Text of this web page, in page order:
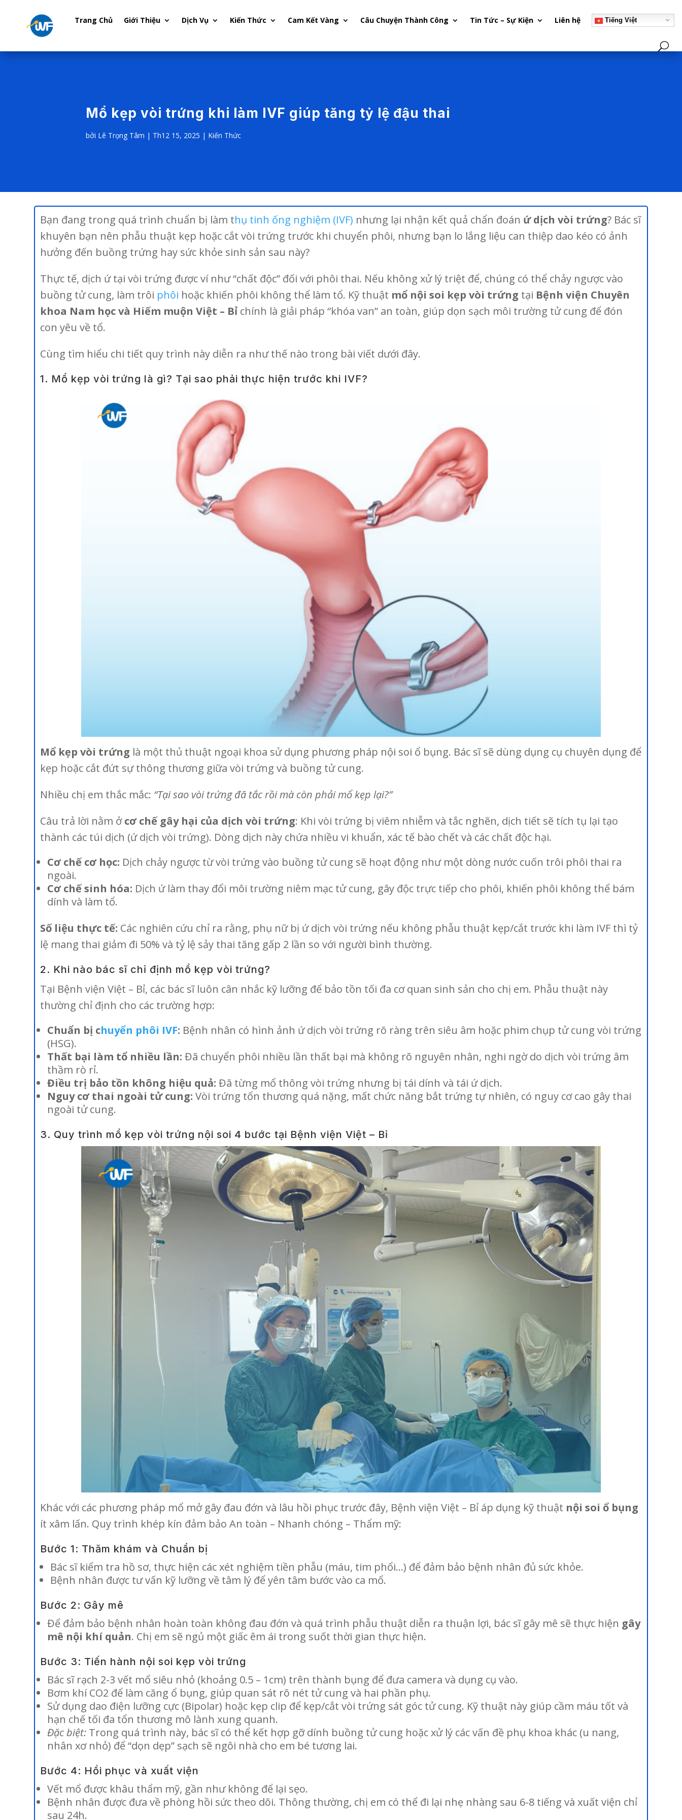
Trang Chủ Giới Thiệu Dịch Vụ Kiến Thức Cam Kết Vàng Câu Chuyện Thành Công Tin Tức – Sự Kiện Liên hệ Tiếng Việt
Mổ kẹp vòi trứng khi làm IVF giúp tăng tỷ lệ đậu thai
bởi Lê Trọng Tâm | Th12 15, 2025 | Kiến Thức
Bạn đang trong quá trình chuẩn bị làm thụ tinh ống nghiệm (IVF) nhưng lại nhận kết quả chẩn đoán ứ dịch vòi trứng? Bác sĩ
khuyên bạn nên phẫu thuật kẹp hoặc cắt vòi trứng trước khi chuyển phôi, nhưng bạn lo lắng liệu can thiệp dao kéo có ảnh
hưởng đến buồng trứng hay sức khỏe sinh sản sau này?
Thực tế, dịch ứ tại vòi trứng được ví như “chất độc” đối với phôi thai. Nếu không xử lý triệt để, chúng có thể chảy ngược vào
buồng tử cung, làm trôi phôi hoặc khiến phôi không thể làm tổ. Kỹ thuật mổ nội soi kẹp vòi trứng tại Bệnh viện Chuyên
khoa Nam học và Hiếm muộn Việt – Bỉ chính là giải pháp “khóa van” an toàn, giúp dọn sạch môi trường tử cung để đón
con yêu về tổ.
Cùng tìm hiểu chi tiết quy trình này diễn ra như thế nào trong bài viết dưới đây.
1. Mổ kẹp vòi trứng là gì? Tại sao phải thực hiện trước khi IVF?
Mổ kẹp vòi trứng là một thủ thuật ngoại khoa sử dụng phương pháp nội soi ổ bụng. Bác sĩ sẽ dùng dụng cụ chuyên dụng để
kẹp hoặc cắt đứt sự thông thương giữa vòi trứng và buồng tử cung.
Nhiều chị em thắc mắc: “Tại sao vòi trứng đã tắc rồi mà còn phải mổ kẹp lại?”
Câu trả lời nằm ởcơ chế gây hại của dịch vòi trứng: Khi vòi trứng bị viêm nhiễm và tắc nghẽn, dịch tiết sẽ tích tụ lại tạo
thành các túi dịch (ứ dịch vòi trứng). Dòng dịch này chứa nhiều vi khuẩn, xác tế bào chết và các chất độc hại.
Cơ chế cơ học: Dịch chảy ngược từ vòi trứng vào buồng tử cung sẽ hoạt động như một dòng nước cuốn trôi phôi thai ra
ngoài.
Cơ chế sinh hóa: Dịch ứ làm thay đổi môi trường niêm mạc tử cung, gây độc trực tiếp cho phôi, khiến phôi không thể bám
dính và làm tổ.
Số liệu thực tế: Các nghiên cứu chỉ ra rằng, phụ nữ bị ứ dịch vòi trứng nếu không phẫu thuật kẹp/cắt trước khi làm IVF thì tỷ
lệ mang thai giảm đi 50% và tỷ lệ sảy thai tăng gấp 2 lần so với người bình thường.
2. Khi nào bác sĩ chỉ định mổ kẹp vòi trứng?
Tại Bệnh viện Việt – Bỉ, các bác sĩ luôn cân nhắc kỹ lưỡng để bảo tồn tối đa cơ quan sinh sản cho chị em. Phẫu thuật này
thường chỉ định cho các trường hợp:
Chuẩn bị chuyển phôi IVF: Bệnh nhân có hình ảnh ứ dịch vòi trứng rõ ràng trên siêu âm hoặc phim chụp tử cung vòi trứng
(HSG).
Thất bại làm tổ nhiều lần: Đã chuyển phôi nhiều lần thất bại mà không rõ nguyên nhân, nghi ngờ do dịch vòi trứng âm
thầm rò rỉ.
Điều trị bảo tồn không hiệu quả: Đã từng mổ thông vòi trứng nhưng bị tái dính và tái ứ dịch.
Nguy cơ thai ngoài tử cung: Vòi trứng tổn thương quá nặng, mất chức năng bắt trứng tự nhiên, có nguy cơ cao gây thai
ngoài tử cung.
3. Quy trình mổ kẹp vòi trứng nội soi 4 bước tại Bệnh viện Việt – Bỉ
Khác với các phương pháp mổ mở gây đau đớn và lâu hồi phục trước đây, Bệnh viện Việt – Bỉ áp dụng kỹ thuật nội soi ổ bụng
ít xâm lấn. Quy trình khép kín đảm bảo An toàn – Nhanh chóng – Thẩm mỹ:
Bước 1: Thăm khám và Chuẩn bị
Bác sĩ kiểm tra hồ sơ, thực hiện các xét nghiệm tiền phẫu (máu, tim phổi…) để đảm bảo bệnh nhân đủ sức khỏe.
Bệnh nhân được tư vấn kỹ lưỡng về tâm lý để yên tâm bước vào ca mổ.
Bước 2: Gây mê
Để đảm bảo bệnh nhân hoàn toàn không đau đớn và quá trình phẫu thuật diễn ra thuận lợi, bác sĩ gây mê sẽ thực hiện gây
mê nội khí quản. Chị em sẽ ngủ một giấc êm ái trong suốt thời gian thực hiện.
Bước 3: Tiến hành nội soi kẹp vòi trứng
Bác sĩ rạch 2-3 vết mổ siêu nhỏ (khoảng 0.5 – 1cm) trên thành bụng để đưa camera và dụng cụ vào.
Bơm khí CO2 để làm căng ổ bụng, giúp quan sát rõ nét tử cung và hai phần phụ.
Sử dụng dao điện lưỡng cực (Bipolar) hoặc kẹp clip để kẹp/cắt vòi trứng sát góc tử cung. Kỹ thuật này giúp cầm máu tốt và
hạn chế tối đa tổn thương mô lành xung quanh.
Đặc biệt: Trong quá trình này, bác sĩ có thể kết hợp gỡ dính buồng tử cung hoặc xử lý các vấn đề phụ khoa khác (u nang,
nhân xơ nhỏ) để “dọn dẹp” sạch sẽ ngôi nhà cho em bé tương lai.
Bước 4: Hồi phục và xuất viện
Vết mổ được khâu thẩm mỹ, gần như không để lại sẹo.
Bệnh nhân được đưa về phòng hồi sức theo dõi. Thông thường, chị em có thể đi lại nhẹ nhàng sau 6-8 tiếng và xuất viện chỉ
sau 24h.